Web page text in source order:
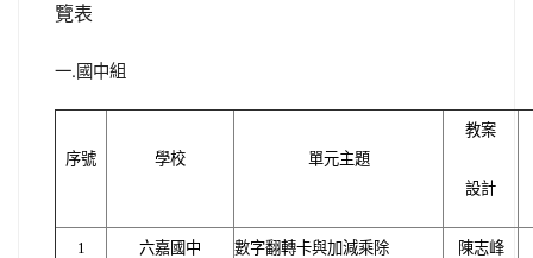
覽表
一.國中組
序號 學校 單元主題
教案
設計
1 六嘉國中 數字翻轉卡與加減乘除 陳志峰